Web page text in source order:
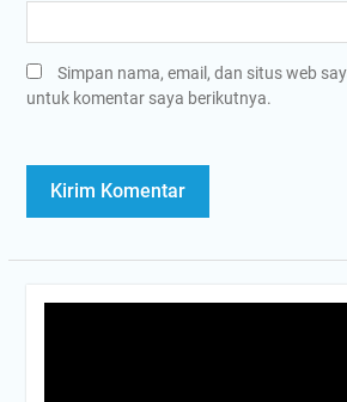
Simpan nama, email, dan situs web
untuk komentar saya berikutnya.